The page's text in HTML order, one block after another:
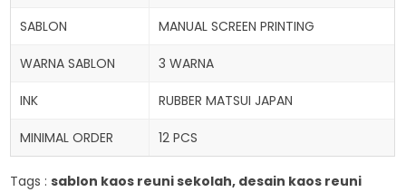
SABLON MANUAL SCREEN PRINTING
WARNA SABLON 3 WARNA
INK RUBBER MATSUI JAPAN
MINIMAL ORDER 12 PCS
Tags :sablon kaos reuni sekolah, desain kaos reuni